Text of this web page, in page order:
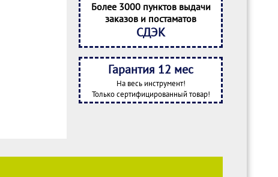
Более 3000 пунктов выдачи
заказов и постаматов
СДЭК
Гарантия 12 мес
На весь инструмент!
Только сертифицированный товар!